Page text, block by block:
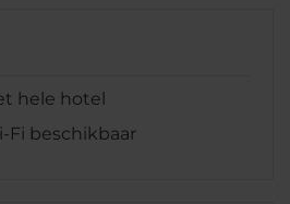
hele hotel
Fi beschikbaar